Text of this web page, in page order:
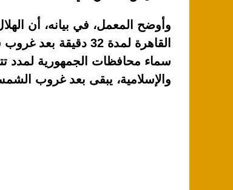
والإسلامية، يبقى بعد غروب الشمس لمدد